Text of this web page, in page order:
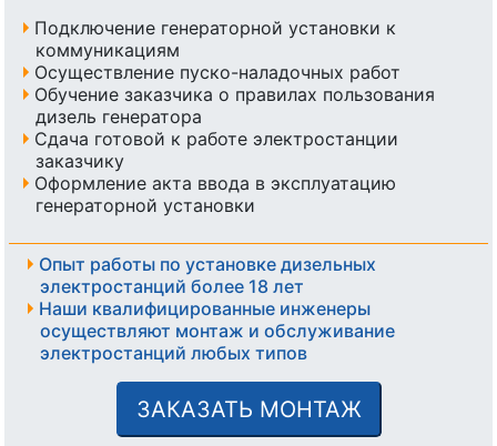
Подключение генераторной установки к
коммуникациям
Осуществление пуско-наладочных работ
Обучение заказчика о правилах пользования
дизель генератора
Сдача готовой к работе электростанции
заказчику
Оформление акта ввода в эксплуатацию
генераторной установки
Опыт работы по установке дизельных
электростанций более 18 лет
Наши квалифицированные инженеры
осуществляют монтаж и обслуживание
электростанций любых типов
ЗАКАЗАТЬ МОНТАЖ